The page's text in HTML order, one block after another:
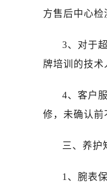
方售后中心检
3、对于
牌培训的技术
4、客户
修，未确认前
三、养护
1、腕表